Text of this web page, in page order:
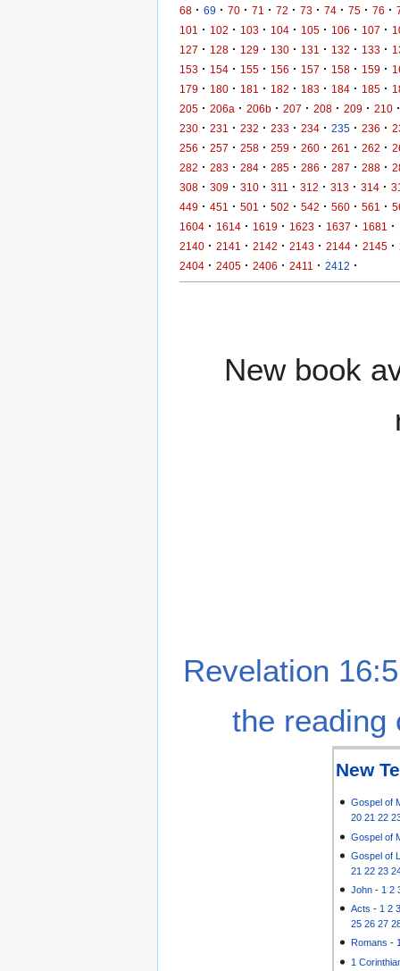
68 · 69 · 70 · 71 · 72 · 73 · 74 · 75 · 76 ·
101
· 102 · 103 · 104 · 105 · 106 · 107 ·
127 · 128 · 129 · 130 · 131 · 132 · 133 ·
153 · 154 · 155 · 156 · 157 · 158 · 159 ·
179 · 180 · 181 · 182 · 183 · 184 · 185 ·
205 · 206a · 206b · 207 · 208 · 209 · 210 ·
230 · 231 · 232 · 233 · 234 · 235 · 236 ·
256 · 257 · 258 · 259 · 260 · 261 · 262 ·
282 · 283 · 284 · 285 · 286 · 287 · 288 ·
308 · 309 · 310 · 311 · 312 · 313 · 314 ·
449 · 451 · 501 · 502 · 542 · 560 · 561 ·
1604 · 1614 · 1619 · 1623 · 1637 · 1681 ·
2140 · 2141 · 2142 · 2143 · 2144 · 2145 ·
2404 · 2405 · 2406 · 2411 · 2412 ·
New book
Revelation
the reading
New
Gospel of
20 21 22
Gospel of
Gospel of
21 22 23
John - 1 2
Acts - 1 2
25 26 27
Romans -
1